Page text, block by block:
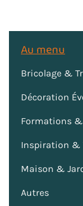
Au menu
Bricolage &
Décoration
Formations
Inspiration &
Maison &
Autres